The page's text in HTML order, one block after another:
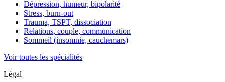
Dépression, humeur, bipolarité
Stress, burn-out
Trauma, TSPT, dissociation
Relations, couple, communication
Sommeil (insomnie, cauchemars)
Voir toutes les spécialités
Légal